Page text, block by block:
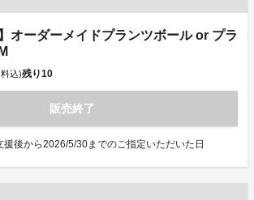
オーダーメイドプランツボール or プラ
込)残り10
販売終了
援後から2026/5/30までのご指定いただいた日